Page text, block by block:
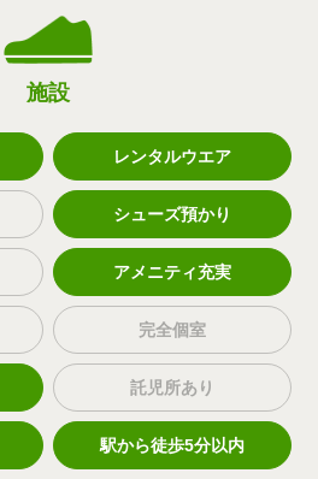
施設
レンタルウエア
シューズ預かり
アメニティ充実
完全個室
託児所あり
駅から徒歩5分以内